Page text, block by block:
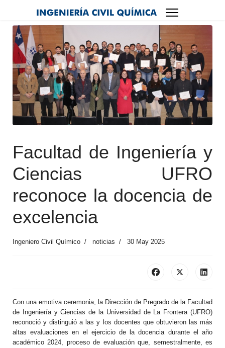
Facultad de Ingeniería y
Ciencias UFRO
reconoce la docencia de
excelencia
Ingeniero Civil Químico noticias 30 May 2025
Con una emotiva ceremonia, la Dirección de Pregrado de la Facultad
de Ingeniería y Ciencias de la Universidad de La Frontera (UFRO)
reconoció y distinguió a las y los docentes que obtuvieron las más
altas evaluaciones en el ejercicio de la docencia durante el año
académico 2024, proceso de evaluación que, semestralmente, es